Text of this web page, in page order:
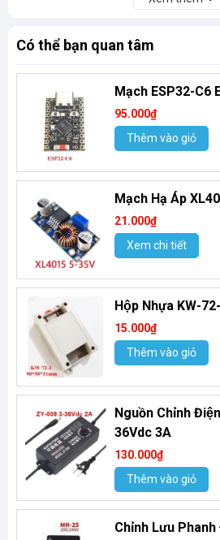
Có thể bạn quan tâm
Mạch ESP32-C6
95.000₫
Thêm vào giỏ
Mạch Hạ Áp
21.000₫
Xem chi tiết
Hộp Nhựa KW-
15.000₫
Thêm vào giỏ
Nguồn Chỉnh
36Vdc 3A
130.000₫
Thêm vào giỏ
Chỉnh Lưu